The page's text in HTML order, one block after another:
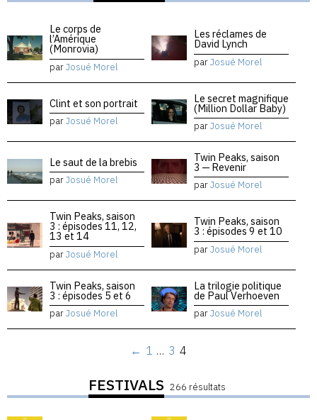
Le corps de
l’Amérique
(Monrovia)
parJosué Morel
Les réclames de
David Lynch
parJosué Morel
Clint et son portrait
parJosué Morel
Le secret magnifique
(Million Dollar Baby)
parJosué Morel
Le saut de la brebis
parJosué Morel
Twin Peaks, saison
3 — Revenir
parJosué Morel
Twin Peaks, saison
3 : épisodes 11, 12,
13 et 14
parJosué Morel
Twin Peaks, saison
3 : épisodes 9 et 10
parJosué Morel
Twin Peaks, saison
3 : épisodes 5 et 6
parJosué Morel
La trilogie politique
de Paul Verhoeven
parJosué Morel
← 1 … 3 4
FESTIVALS 266 résultats